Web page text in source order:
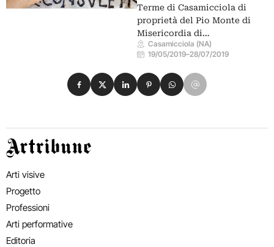
Terme di Casamicciola di
proprietà del Pio Monte di
Misericordia di…
Casamicciola (NA)
19/05/2019–28/07/2019
Condividi su Facebook
Condividi su X
Condividi su LinkedIn
Condividi su Pinterest
Condividi su WhatsApp
Condividi su Email
Artribune
Arti visive
Progetto
Professioni
Arti performative
Editoria